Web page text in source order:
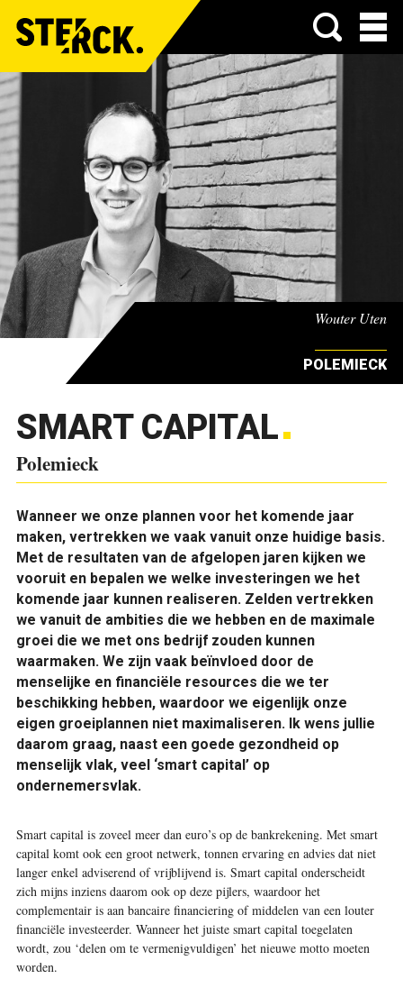
Menu
Wouter Uten
POLEMIECK
SMART CAPITAL
Polemieck
Wanneer we onze plannen voor het komende jaar
maken, vertrekken we vaak vanuit onze huidige basis.
Met de resultaten van de afgelopen jaren kijken we
vooruit en bepalen we welke investeringen we het
komende jaar kunnen realiseren. Zelden vertrekken
we vanuit de ambities die we hebben en de maximale
groei die we met ons bedrijf zouden kunnen
waarmaken. We zijn vaak beïnvloed door de
menselijke en financiële resources die we ter
beschikking hebben, waardoor we eigenlijk onze
eigen groeiplannen niet maximaliseren. Ik wens jullie
daarom graag, naast een goede gezondheid op
menselijk vlak, veel ‘smart capital’ op
ondernemersvlak.
Smart capital is zoveel meer dan euro’s op de bankrekening. Met smart
capital komt ook een groot netwerk, tonnen ervaring en advies dat niet
langer enkel adviserend of vrijblijvend is. Smart capital onderscheidt
zich mijns inziens daarom ook op deze pijlers, waardoor het
complementair is aan bancaire financiering of middelen van een louter
financiële investeerder. Wanneer het juiste smart capital toegelaten
wordt, zou ‘delen om te vermenigvuldigen’ het nieuwe motto moeten
worden.